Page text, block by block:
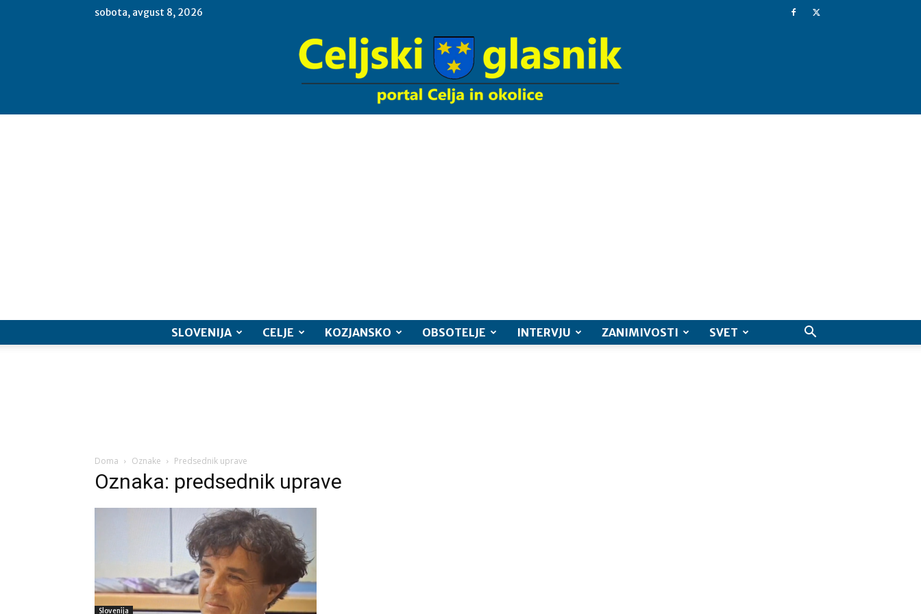
sobota, avgust 8, 2026
SLOVENIJA CELJE KOZJANSKO OBSOTELJE INTERVJU ZANIMIVOSTI SVET
Doma Oznake Predsednik uprave
Oznaka: predsednik uprave
Slovenija